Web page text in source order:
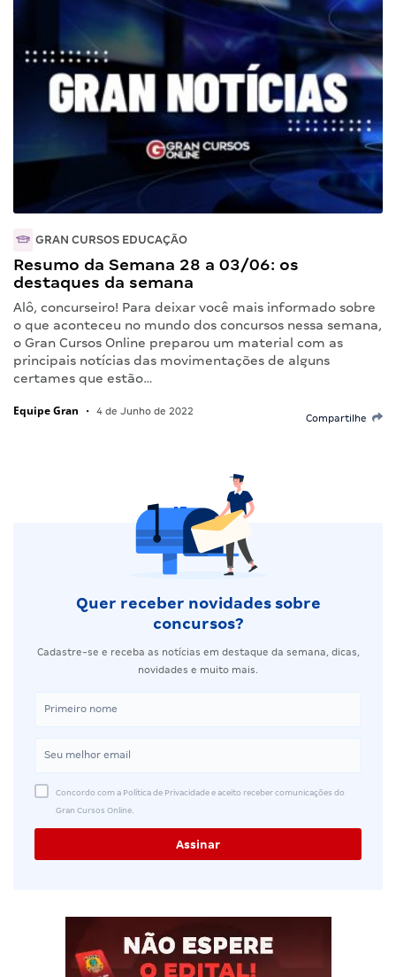
GRAN CURSOS EDUCAÇÃO
Resumo da Semana 28 a 03/06: os
destaques da semana
Alô, concurseiro! Para deixar você mais informado sobre
o que aconteceu no mundo dos concursos nessa semana,
o Gran Cursos Online preparou um material com as
principais notícias das movimentações de alguns
certames que estão…
Equipe Gran • 4 de Junho de 2022
Compartilhe
Quer receber novidades sobre
concursos?
Cadastre-se e receba as notícias em destaque da semana, dicas,
novidades e muito mais.
Concordo com a Política de Privacidade e aceito receber comunicações do
Gran Cursos Online.